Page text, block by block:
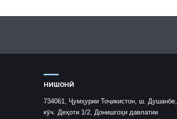
НИШОНӢ
734061, Ҷумҳурии Тоҷикистон, ш. Душанбе,
кӯч. Деҳоти 1/2, Донишгоҳи давлатии